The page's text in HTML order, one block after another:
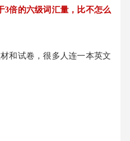
3倍的六级词汇量，比不怎么
和试卷，很多人连一本英文